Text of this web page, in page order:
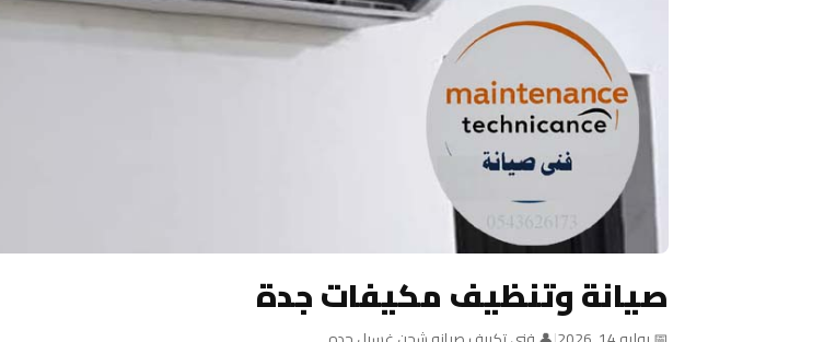
صيانة وتنظيف مكيفات جدة